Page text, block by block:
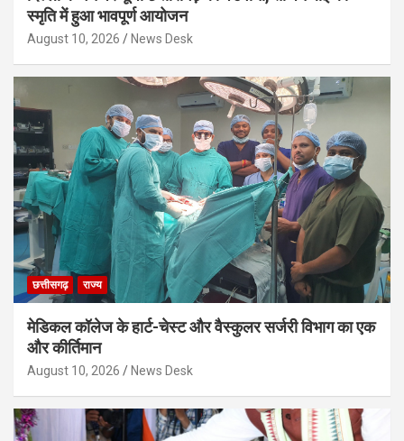
स्मृति में हुआ भावपूर्ण आयोजन
August 10, 2026 News Desk
छत्तीसगढ़ राज्य
मेडिकल कॉलेज के हार्ट-चेस्ट और वैस्कुलर सर्जरी विभाग का एक
और कीर्तिमान
August 10, 2026 News Desk